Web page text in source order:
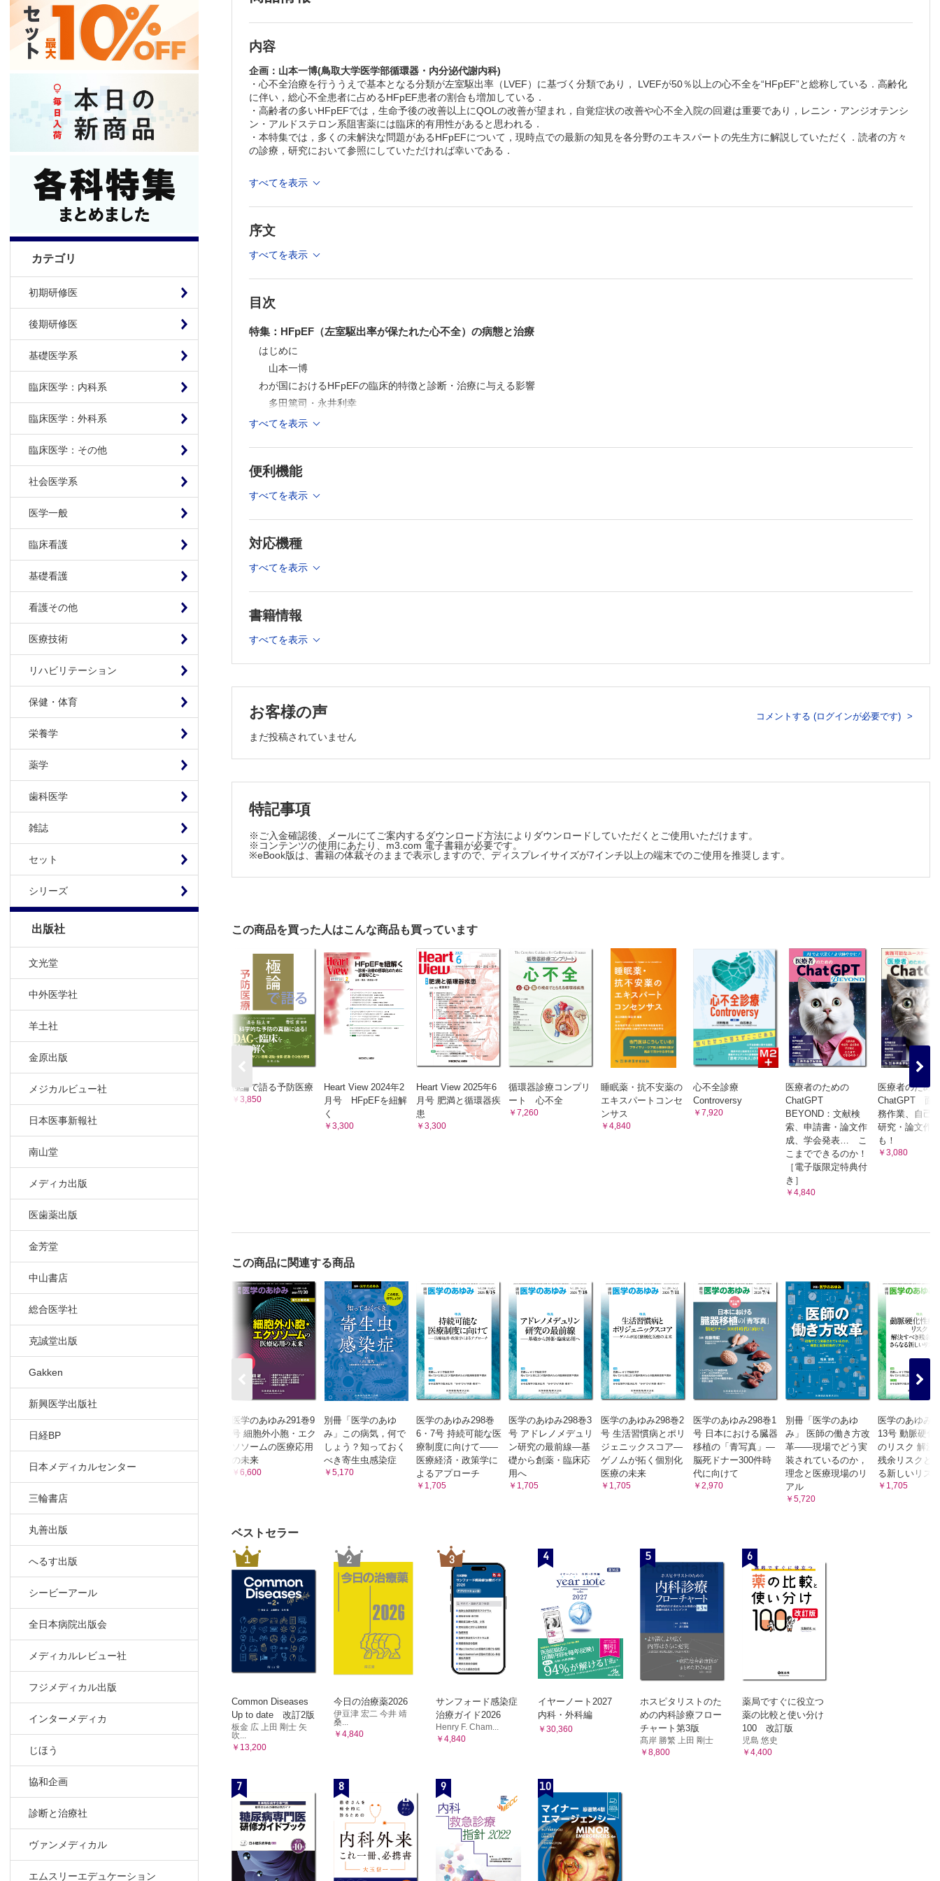
カテゴリ
初期研修医
後期研修医
基礎医学系
臨床医学：内科系
臨床医学：外科系
臨床医学：その他
社会医学系
医学一般
臨床看護
基礎看護
看護その他
医療技術
リハビリテーション
保健・体育
栄養学
薬学
歯科医学
雑誌
セット
シリーズ
出版社
文光堂
中外医学社
羊土社
金原出版
メジカルビュー社
日本医事新報社
南山堂
メディカ出版
医歯薬出版
金芳堂
中山書店
総合医学社
克誠堂出版
Gakken
新興医学出版社
日経BP
日本メディカルセンター
三輪書店
丸善出版
へるす出版
シービーアール
全日本病院出版会
メディカルレビュー社
フジメディカル出版
インターメディカ
じほう
協和企画
診断と治療社
ヴァンメディカル
エムスリーエデュケーション
生化学・分子生物学
これまでの気道管理の常識が変わる
茶木友浩・山蔭道明
内容
企画：山本一博(鳥取大学医学部循環器・内分泌代謝内科)
・心不全治療を行ううえで基本となる分類が左室駆出率（LVEF）に基づく分類であり， LVEFが50％以上の心不全を“HFpEF”と総称している．高齢化
に伴い，総心不全患者に占めるHFpEF患者の割合も増加している．
・高齢者の多いHFpEFでは，生命予後の改善以上にQOLの改善が望まれ，自覚症状の改善や心不全入院の回避は重要であり，レニン・アンジオテンシ
ン・アルドステロン系阻害薬には臨床的有用性があると思われる．
・本特集では，多くの未解決な問題があるHFpEFについて，現時点での最新の知見を各分野のエキスパートの先生方に解説していただく．読者の方々
の診療，研究において参照にしていただければ幸いである．
≫ 「医学のあゆみ」最新号・バックナンバーはこちら
≫
週刊『医学のあゆみ』 定期購読（2023年1月-12月）受付中！
製品のご購入後、「購入済ライセンス一覧」より、オンライン環境で閲覧可能なPDF版をご覧いただけます。詳細は
すべてを表示
序文
すべてを表示
目次
特集：HFpEF（左室駆出率が保たれた心不全）の病態と治療
はじめに
山本一博
わが国におけるHFpEFの臨床的特徴と診断・治療に与える影響
多田篤司・永井利幸
HFpEFのカットオフポイントとなるEFを考える
中川彰人
HFpEFにおけるレニン－アンジオテンシン系阻害薬の役割
桑原宏一郎
運動負荷心エコーでHFpEFをみる
HFpEFのフレイルにどう介入するか？
衣笠良治
連載
大塚勇輝・大村大輔
医療システムの質・効率・公正 ─ 医療経済学の新たな展開（2）
社会的処方の期待と課題：医療経済学の観点を中心に
西岡大輔
TOPICS
渡辺栄一郎・他
生化学・分子生物学
B型肝炎ウイルス感染受容体NTCPの構造
茶木友浩・山蔭道明
すべてを表示
便利機能
すべてを表示
対応機種
すべてを表示
書籍情報
すべてを表示
お客様の声 コメントする (ログインが必要です)
まだ投稿されていません
特記事項
※ご入金確認後、メールにてご案内するダウンロード方法によりダウンロードしていただくとご使用いただけます。
※コンテンツの使用にあたり、m3.com 電子書籍が必要です。
※eBook版は、書籍の体裁そのままで表示しますので、ディスプレイサイズが7インチ以上の端末でのご使用を推奨します。
この商品を買った人はこんな商品も買っています
極論で語る予防医療
￥3,850
Heart View 2024年2
月号 HFpEFを紐解
く
￥3,300
Heart View 2025年6
月号 肥満と循環器疾
患
￥3,300
循環器診療コンプリ
ート 心不全
￥7,260
睡眠薬・抗不安薬の
エキスパートコンセ
ンサス
￥4,840
心不全診療
Controversy
￥7,920
医療者のための
ChatGPT
BEYOND：文献検
索、申請書・論文作
成、学会発表… こ
こまでできるのか！
［電子版限定特典付
き］
￥4,840
医療者のため
ChatGPT 面
務作業、自己
研究・論文作
も！
￥3,080
この商品に関連する商品
医学のあゆみ291巻9
号 細胞外小胞・エク
ソソームの医療応用
の未来
￥6,600
別冊「医学のあゆ
み」この病気，何で
しょう？知っておく
べき寄生虫感染症
￥5,170
医学のあゆみ298巻
6・7号 持続可能な医
療制度に向けて――
医療経済・政策学に
よるアプローチ
￥1,705
医学のあゆみ298巻3
号 アドレノメデュリ
ン研究の最前線―基
礎から創薬・臨床応
用へ
￥1,705
医学のあゆみ298巻2
号 生活習慣病とポリ
ジェニックスコア―
ゲノムが拓く個別化
医療の未来
￥1,705
医学のあゆみ298巻1
号 日本における臓器
移植の「青写真」―
脳死ドナー300件時
代に向けて
￥2,970
別冊「医学のあゆ
み」 医師の働き方改
革――現場でどう実
装されているのか，
理念と医療現場のリ
アル
￥5,720
医学のあゆみ
13号 動脈硬化
のリスク 解決
残余リスクと
る新しいリス
￥1,705
ベストセラー
1
Common Diseases
Up to date 改訂2版
板金 広 上田 剛士 矢
吹...
￥13,200
2
今日の治療薬2026
伊豆津 宏二 今井 靖
桑...
￥4,840
3
サンフォード感染症
治療ガイド2026
Henry F. Cham...
￥4,840
4
イヤーノート2027
内科・外科編
￥30,360
5
ホスピタリストのた
めの内科診療フロー
チャート第3版
髙岸 勝繁 上田 剛士
￥8,800
6
薬局ですぐに役立つ
薬の比較と使い分け
100 改訂版
児島 悠史
￥4,400
7 8 9 10